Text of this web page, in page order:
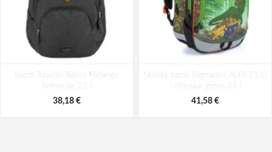
Batoh Travelite Basics Melange
Anthracite 22 l
38,18 €
Školský batoh Bagmaster ALFA 21 C
- dinosaur green 23 l
41,58 €